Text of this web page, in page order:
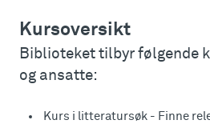
Kursoversikt
Biblioteket tilbyr følgende
og ansatte:
Kurs i litteratursøk - Finne